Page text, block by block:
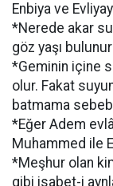
Enbiya ve
*Nerede akar
göz yaşı
*Geminin içine
olur. Fakat
batmama
*Eğer Adem
Muhammed ile
*Meşhur olan
gibi isabet-i